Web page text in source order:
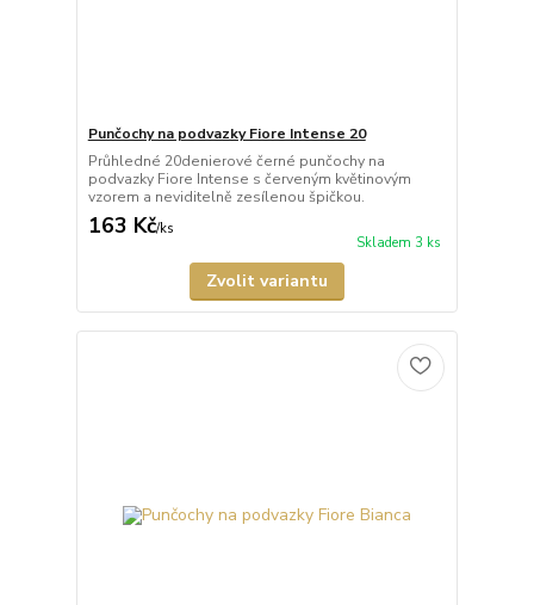
Punčochy na podvazky Fiore Intense 20
Průhledné 20denierové černé punčochy na
podvazky Fiore Intense s červeným květinovým
vzorem a neviditelně zesílenou špičkou.
163 Kč/ks
Skladem 3 ks
Zvolit variantu